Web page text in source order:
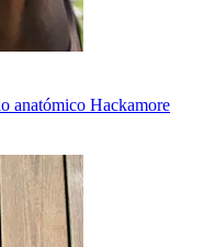
anatómico Hackamore